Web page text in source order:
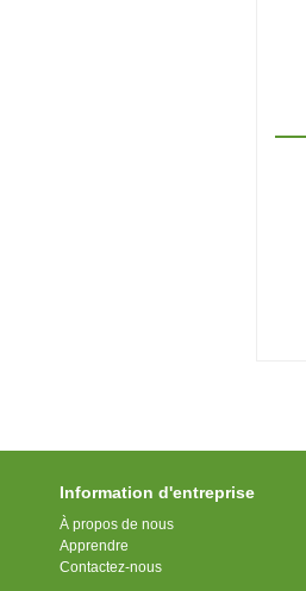
Information d'entreprise
À propos de nous
Apprendre
Contactez-nous